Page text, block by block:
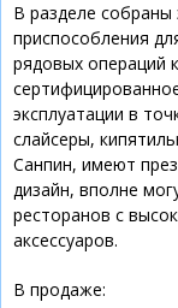
В разделе собраны
приспособления
рядовых операций
эксплуатации в
слайсеры,
Санпин, имеют
дизайн, вполне
ресторанов с
аксессуаров.
В продаже: